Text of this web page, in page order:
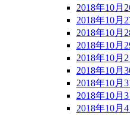
2018年10月
2018年10月
2018年10月
2018年10月
2018年10月2
2018年10月
2018年10月
2018年10月3
2018年10月4